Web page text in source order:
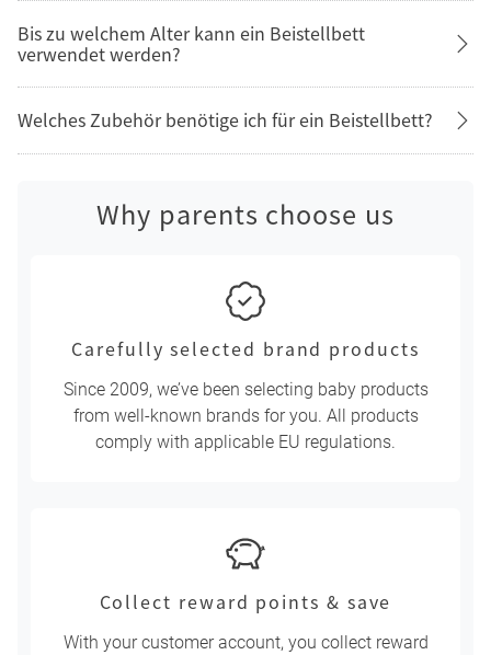
Bis zu welchem Alter kann ein Beistellbett
verwendet werden?
Welches Zubehör benötige ich für ein Beistellbett?
Why parents choose us
Carefully selected brand products
Since 2009, we’ve been selecting baby products
from well-known brands for you. All products
comply with applicable EU regulations.
Collect reward points & save
With your customer account, you collect reward